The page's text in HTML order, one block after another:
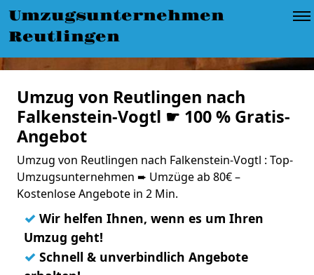
Umzugsunternehmen
Reutlingen
Umzug von Reutlingen nach
Falkenstein-Vogtl ☛ 100 % Gratis-
Angebot
Umzug von Reutlingen nach Falkenstein-Vogtl : Top-
Umzugsunternehmen ➨ Umzüge ab 80€ –
Kostenlose Angebote in 2 Min.
✓ Wir helfen Ihnen, wenn es um Ihren
Umzug geht!
✓ Schnell & unverbindlich Angebote